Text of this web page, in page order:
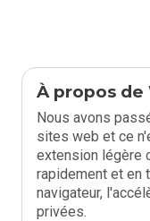
À propos de
Nous avons
sites web et ce
extension légère
rapidement et en
navigateur,
privées.